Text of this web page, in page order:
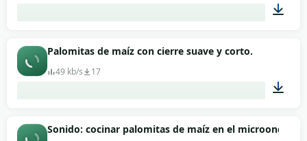
Palomitas de maíz con cierre suave y corto.
49 kb/s 17
00:01
Sonido: cocinar palomitas de maíz en el microondas.